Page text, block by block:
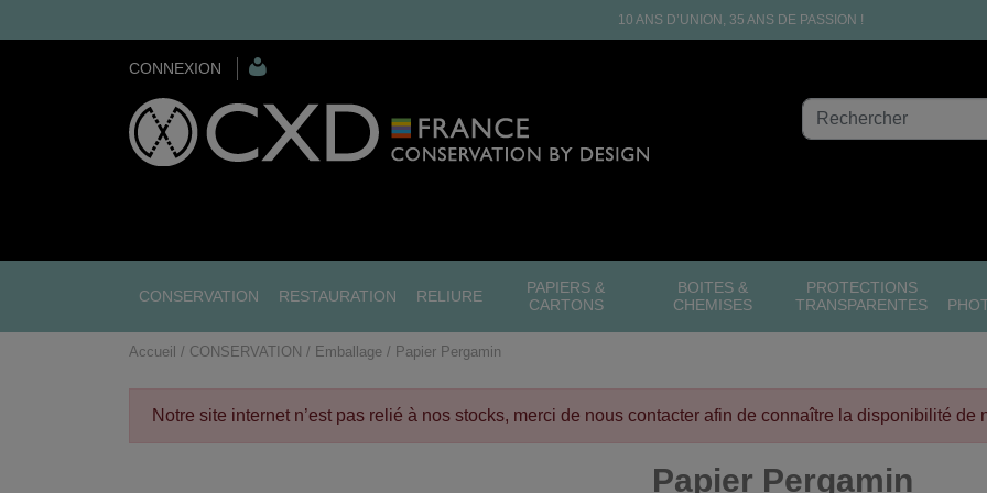
10 ANS D’UNION, 35 ANS DE PASSION !
CONNEXION
CONSERVATION RESTAURATION RELIURE
PAPIERS &
CARTONS
BOITES &
CHEMISES
PROTECTIONS
TRANSPARENTES
Accueil CONSERVATION Emballage Papier Pergamin
Notre site internet n’est pas relié à nos stocks, merci de nous contacter afin de connaître la disponibilité de
Papier Pergamin